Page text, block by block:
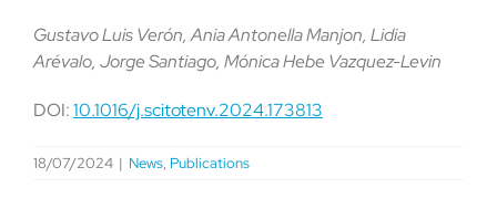
Gustavo Luis Verón, Ania Antonella Manjon, Lidia
Arévalo, Jorge Santiago, Mónica Hebe Vazquez-Levin
DOI:10.1016/j.scitotenv.2024.173813
18/07/2024 | News, Publications